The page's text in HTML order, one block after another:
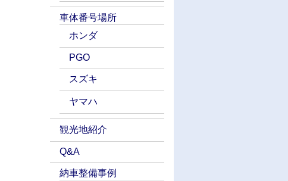
車体番号場所
ホンダ
PGO
スズキ
ヤマハ
観光地紹介
Q&A
納車整備事例